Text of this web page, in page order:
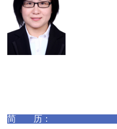
简 历：